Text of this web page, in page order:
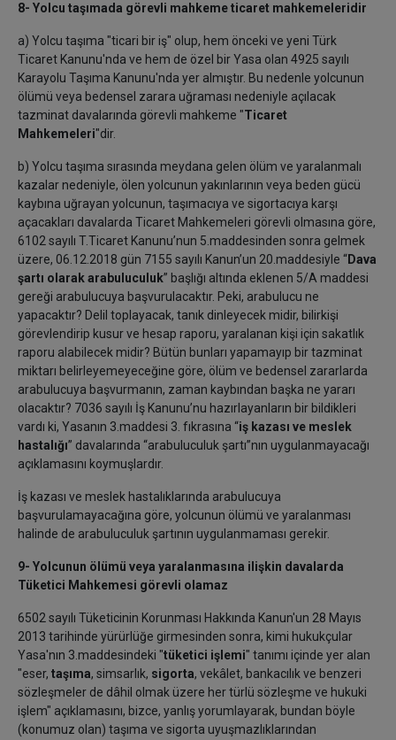
8- Yolcu taşımada görevli mahkeme ticaret mahkemeleridir
a) Yolcu taşıma "ticari bir iş" olup, hem önceki ve yeni Türk
Ticaret Kanunu'nda ve hem de özel bir Yasa olan 4925 sayılı
Karayolu Taşıma Kanunu'nda yer almıştır. Bu nedenle yolcunun
ölümü veya bedensel zarara uğraması nedeniyle açılacak
tazminat davalarında görevli mahkeme "Ticaret
Mahkemeleri"dir.
b) Yolcu taşıma sırasında meydana gelen ölüm ve yaralanmalı
kazalar nedeniyle, ölen yolcunun yakınlarının veya beden gücü
kaybına uğrayan yolcunun, taşımacıya ve sigortacıya karşı
açacakları davalarda Ticaret Mahkemeleri görevli olmasına göre,
6102 sayılı T.Ticaret Kanunu’nun 5.maddesinden sonra gelmek
üzere, 06.12.2018 gün 7155 sayılı Kanun’un 20.maddesiyle “Dava
şartı olarak arabuluculuk” başlığı altında eklenen 5/A maddesi
gereği arabulucuya başvurulacaktır. Peki, arabulucu ne
yapacaktır? Delil toplayacak, tanık dinleyecek midir, bilirkişi
görevlendirip kusur ve hesap raporu, yaralanan kişi için sakatlık
raporu alabilecek midir? Bütün bunları yapamayıp bir tazminat
miktarı belirleyemeyeceğine göre, ölüm ve bedensel zararlarda
arabulucuya başvurmanın, zaman kaybından başka ne yararı
olacaktır? 7036 sayılı İş Kanunu’nu hazırlayanların bir bildikleri
vardı ki, Yasanın 3.maddesi 3. fıkrasına “iş kazası ve meslek
hastalığı” davalarında “arabuluculuk şartı”nın uygulanmayacağı
açıklamasını koymuşlardır.
İş kazası ve meslek hastalıklarında arabulucuya
başvurulamayacağına göre, yolcunun ölümü ve yaralanması
halinde de arabuluculuk şartının uygulanmaması gerekir.
9- Yolcunun ölümü veya yaralanmasına ilişkin davalarda
Tüketici Mahkemesi görevli olamaz
6502 sayılı Tüketicinin Korunması Hakkında Kanun'un 28 Mayıs
2013 tarihinde yürürlüğe girmesinden sonra, kimi hukukçular
Yasa'nın 3.maddesindeki "tüketici işlemi" tanımı içinde yer alan
"eser, taşıma, simsarlık, sigorta, vekâlet, bankacılık ve benzeri
sözleşmeler de dâhil olmak üzere her türlü sözleşme ve hukuki
işlem" açıklamasını, bizce, yanlış yorumlayarak, bundan böyle
(konumuz olan) taşıma ve sigorta uyuşmazlıklarından